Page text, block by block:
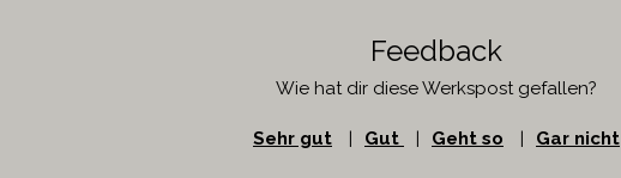
Feedback
Wie hat dir diese Werkspost gefallen?
Sehr gut | Gut | Geht so | Gar nicht